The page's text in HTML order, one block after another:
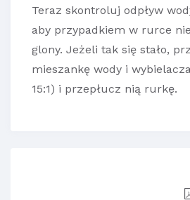
Teraz skontroluj odpływ
aby przypadkiem w rurce
glony. Jeżeli tak się stało,
mieszankę wody i
15:1) i przepłucz nią rurkę.